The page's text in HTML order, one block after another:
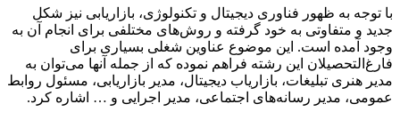
با توجه به ظهور فناوری دیجیتال و تکنولوژی، بازاریابی نیز شکل
جدید و متفاوتی به خود گرفته و روش‌‌های مختلفی برای انجام آن به
وجود آمده است. این موضوع عناوین شغلی بسیاری‌ برای‌
فارغ‌التحصیلان این رشته فراهم نموده که از جمله آنها می‌توان به
مدیر هنری تبلیغات، بازاریاب‌ دیجیتال، مدیر بازاریابی، مسئول روابط
عمومی، مدیر رسانه‌های اجتماعی، مدیر اجرایی و … اشاره کرد.